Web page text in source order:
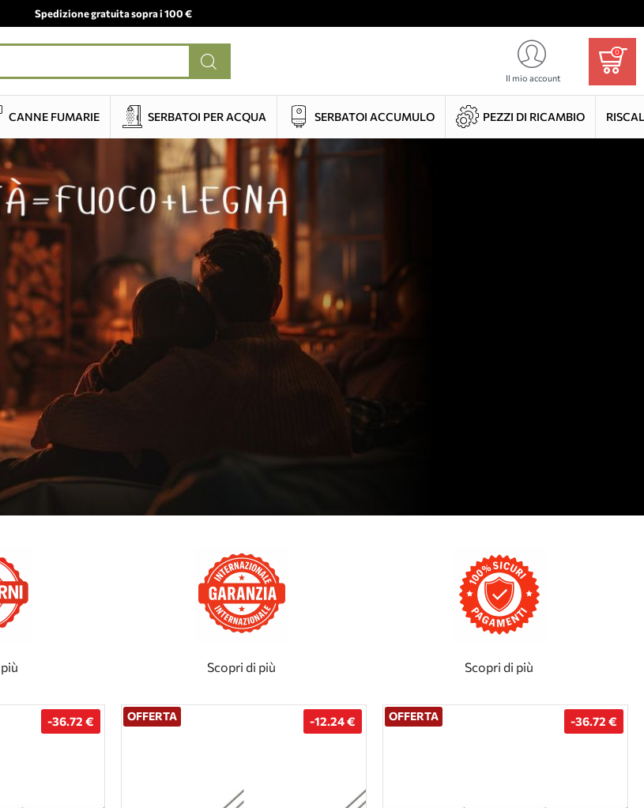
Spedizione gratuita sopra i 100 €
Il mio account
0
CANNE FUMARIE SERBATOI PER ACQUA SERBATOI ACCUMULO PEZZI DI RICAMBIO
Scopri di più Scopri di più
-36.72 € OFFERTA -12.24 € OFFERTA -36.72 €